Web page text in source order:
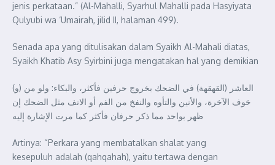
jenis perkataan.” (Al-Mahalli, Syarhul Mahalli pada Hasyiyata
Qulyubi wa ‘Umairah, jilid II, halaman 499).
Senada apa yang ditulisakan dalam Syaikh Al-Mahali diatas,
Syaikh Khatib Asy Syirbini juga mengatakan hal yang demikian
(و) العاشر (القهقهة) في الضحك بخروج حرفين فأكثر، والبكاء: ولو من
خوف الآخرة، والأنين والتأوه والنفخ من الفم أو الانف مثل الضحك إن
ظهر بواحد مما ذكر حرفان فأكثر كما مرت الإشارة إليه
Artinya: “Perkara yang membatalkan shalat yang
kesepuluh adalah (qahqahah), yaitu tertawa dengan